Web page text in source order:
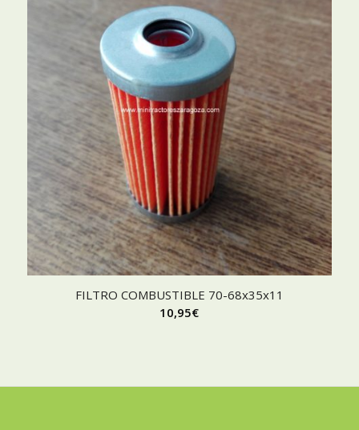
FILTRO COMBUSTIBLE 70-68x35x11
10,95€